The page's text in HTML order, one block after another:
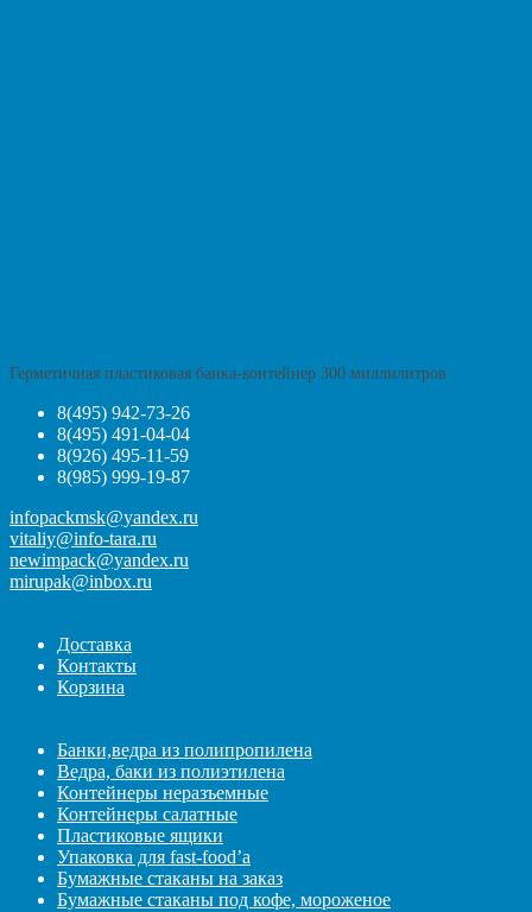
Герметичная пластиковая банка-контейнер 300 миллилитров
8(495) 942-73-26
8(495) 491-04-04
8(926) 495-11-59
8(985) 999-19-87
infopackmsk@yandex.ru
vitaliy@info-tara.ru
newimpack@yandex.ru
mirupak@inbox.ru
Доставка
Контакты
Корзина
Банки,ведра из полипропилена
Ведра, баки из полиэтилена
Контейнеры неразъемные
Контейнеры салатные
Пластиковые ящики
Упаковка для fast-food’а
Бумажные стаканы на заказ
Бумажные стаканы под кофе, мороженое